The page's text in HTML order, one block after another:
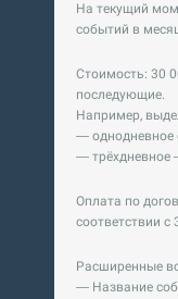
На текущий
событий в
Стоимость: 30
последующие.
Например,
— однодневное
— трёхдневное
Оплата по
соответствии с
Расширенные
— Название